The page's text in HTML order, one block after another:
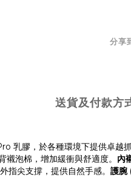
分享
送貨及付款方
乳膠，於各種環境下提供卓越抓
襯泡棉，增加緩衝與舒適度。 內
指尖支撐，提供自然手感。 護